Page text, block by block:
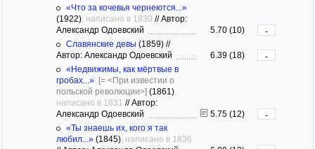
«Что за кочевья чернеются...»
(1922) , написано в 1830 //Автор:
Александр Одоевский
5.70 (10)
-
Славянские девы (1859) //
Автор: Александр Одоевский
6.39 (18)
-
«Недвижимы, как мёртвые в
гробах...» [= <При известии о
польской революции>] (1861)
написано в 1831 //Автор:
Александр Одоевский
5.75 (12)
-
«Ты знаешь их, кого я так
любил...» (1845) , написано в 1836